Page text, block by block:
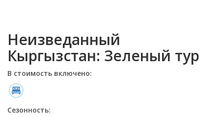
Неизведанный
Кыргызстан: Зеленый тур
В стоимость включено:
Сезонность: